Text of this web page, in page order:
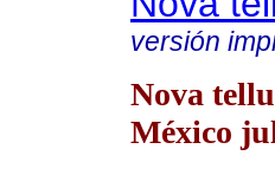
versión
Nova
México